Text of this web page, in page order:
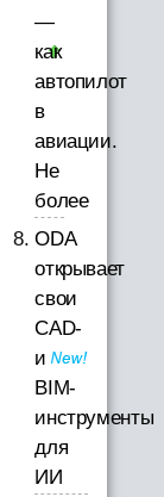
—
как
автопилот
в
авиации.
Не
более
ODA
открывает
свои
CAD-
и
BIM-
инструменты
для
ИИ